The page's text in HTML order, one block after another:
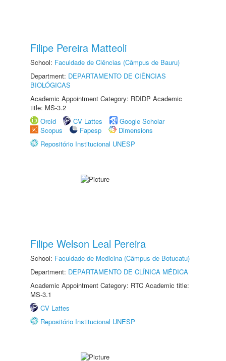
Filipe Pereira Matteoli
School: Faculdade de Ciências (Câmpus de Bauru)
Department: DEPARTAMENTO DE CIÊNCIAS
BIOLÓGICAS
Academic Appointment Category: RDIDP Academic
title: MS-3.2
Orcid
CV Lattes
Google Scholar
Scopus
Fapesp
Dimensions
Repositório Institucional UNESP
Filipe Welson Leal Pereira
School: Faculdade de Medicina (Câmpus de Botucatu)
Department: DEPARTAMENTO DE CLÍNICA MÉDICA
Academic Appointment Category: RTC Academic title:
MS-3.1
CV Lattes
Repositório Institucional UNESP